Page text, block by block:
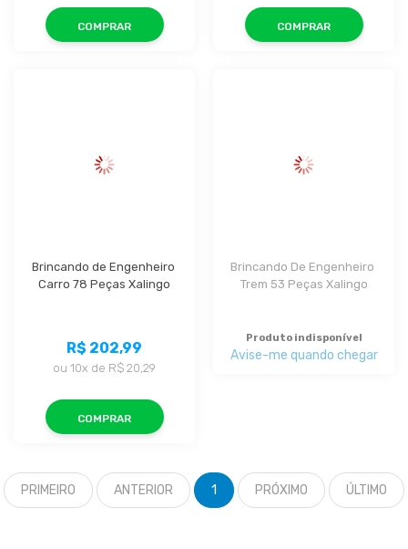
COMPRAR COMPRAR
Brincando de Engenheiro
Carro 78 Peças Xalingo
R$ 202,99
ou 10x de R$ 20,29
COMPRAR
Brincando De Engenheiro
Trem 53 Peças Xalingo
Produto indisponível
Avise-me quando chegar
PRIMEIRO ANTERIOR 1 PRÓXIMO ÚLTIMO